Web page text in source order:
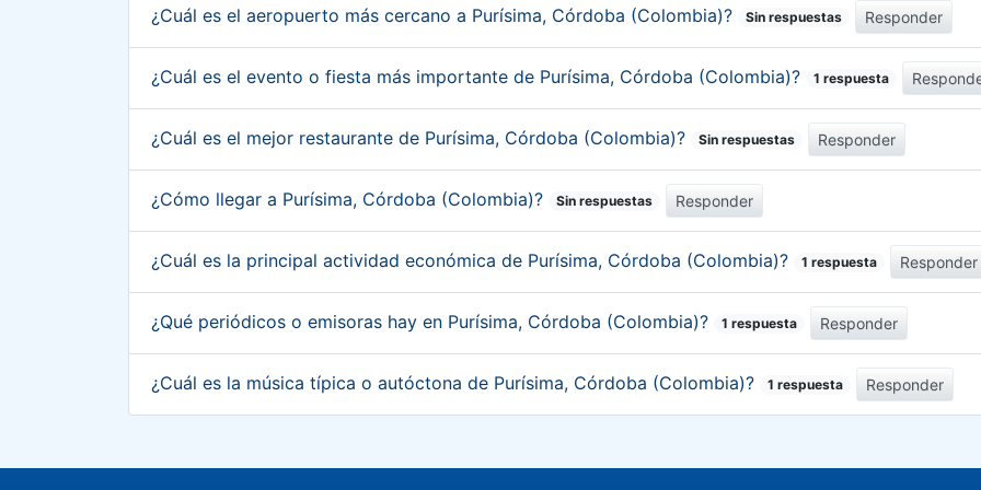
¿Cuál es el aeropuerto más cercano a Purísima, Córdoba (Colombia)? Sin respuestas Responder
¿Cuál es el evento o fiesta más importante de Purísima, Córdoba (Colombia)? 1 respuesta
¿Cuál es el mejor restaurante de Purísima, Córdoba (Colombia)? Sin respuestas Responder
¿Cómo llegar a Purísima, Córdoba (Colombia)? Sin respuestas Responder
¿Cuál es la principal actividad económica de Purísima, Córdoba (Colombia)? 1 respuesta Responder
¿Qué periódicos o emisoras hay en Purísima, Córdoba (Colombia)? 1 respuesta Responder
¿Cuál es la música típica o autóctona de Purísima, Córdoba (Colombia)? 1 respuesta Responder